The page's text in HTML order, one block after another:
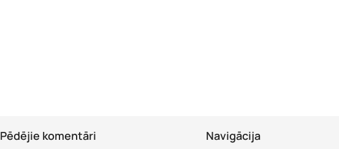
Pēdējie komentāri Navigācija